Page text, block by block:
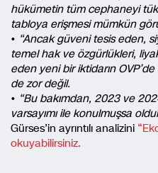
hükümetin tüm cephaneyi
tabloya erişmesi mümkün
• “Ancak güveni tesis eden,
temel hak ve özgürlükleri,
eden yeni bir iktidarın
de zor değil.
• “Bu bakımdan, 2023 ve
varsayımı ile konulmuşsa
Gürses’in ayrıntılı analizini
okuyabilirsiniz.